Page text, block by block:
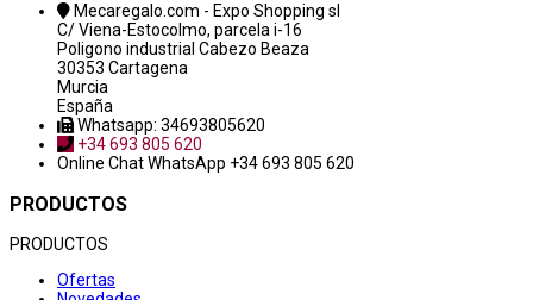
Mecaregalo.com - Expo Shopping sl
C/ Viena-Estocolmo, parcela i-16
Poligono industrial Cabezo Beaza
30353 Cartagena
Murcia
España
Whatsapp: 34693805620
+34 693 805 620
Online ChatWhatsApp +34 693 805 620
PRODUCTOS
PRODUCTOS
Ofertas